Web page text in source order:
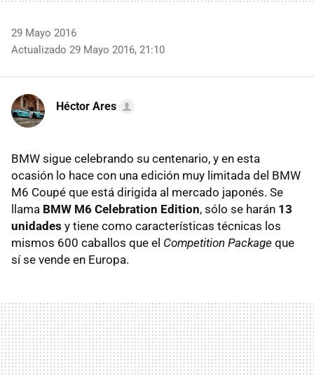
29 Mayo 2016
Actualizado 29 Mayo 2016, 21:10
Héctor Ares
BMW sigue celebrando su centenario, y en esta
ocasión lo hace con una edición muy limitada del BMW
M6 Coupé que está dirigida al mercado japonés. Se
llama BMW M6 Celebration Edition, sólo se harán 13
unidades y tiene como características técnicas los
mismos 600 caballos que el Competition Package que
sí se vende en Europa.